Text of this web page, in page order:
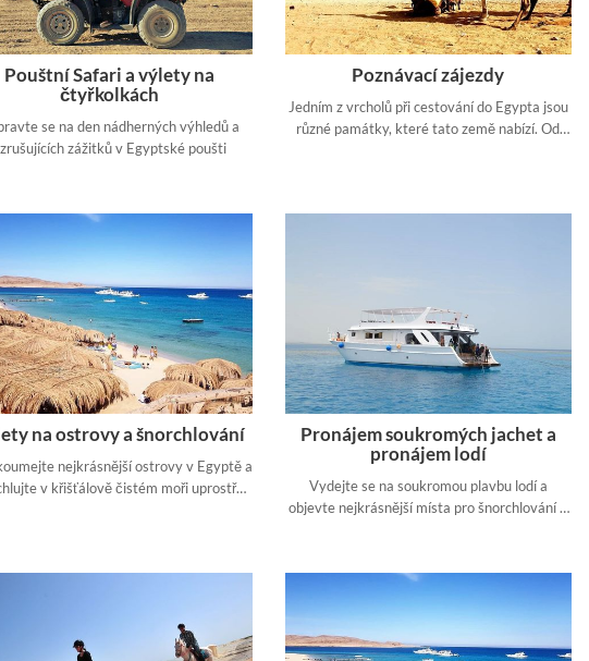
Pouštní Safari a výlety na
čtyřkolkách
se na den nádherných výhledů a
zážitků v Egyptské poušti
Poznávací zájezdy
Jedním z vrcholů při cestování do Egypta jsou
různé památky, které tato země nabízí. Od
na ostrovy a šnorchlování
nejkrásnější ostrovy v Egyptě a
v křišťálově čistém moři uprostřed
Pronájem soukromých jachet a
pronájem lodí
Vydejte se na soukromou plavbu lodí a
objevte nejkrásnější místa pro šnorchlování v